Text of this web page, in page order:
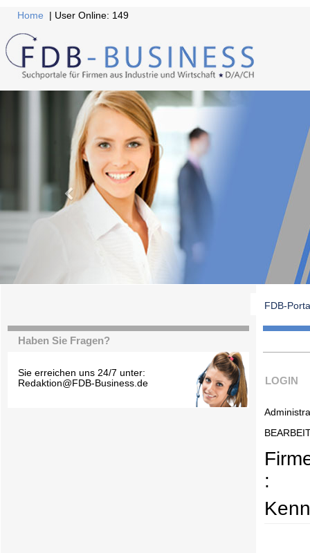
Home | User Online: 149
FDB-
Haben Sie Fragen?
Sie erreichen uns 24/7 unter:
Redaktion@FDB-Business.de
LOGIN
: